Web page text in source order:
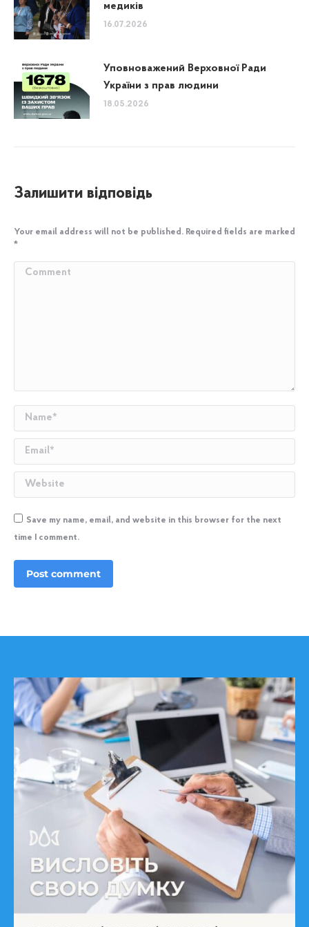
медиків
16.07.2026
Уповноважений Верховної Ради
України з прав людини
18.05.2026
Залишити відповідь
Your email address will not be published. Required fields are marked
*
Comment
Name *
Email *
Website
Save my name, email, and website in this browser for the next
time I comment.
Post comment